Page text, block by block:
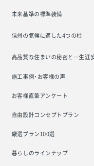
未来基準の標準装備
信州の気候に適した4つの柱
高品質な住まいの秘密と一生涯
施工事例・お客様の声
お客様直筆アンケート
自由設計コンセプトプラン
厳選プラン100選
暮らしのラインナップ